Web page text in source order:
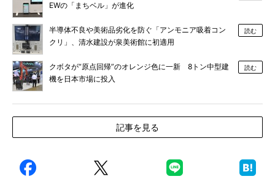
EWの「まちベル」が進化
半導体不良や美術品劣化を防ぐ「アンモニア吸着コン
クリ」、清水建設が泉美術館に初適用
読む
クボタが“原点回帰”のオレンジ色に一新 8トン中型建
機を日本市場に投入
読む
記事を見る